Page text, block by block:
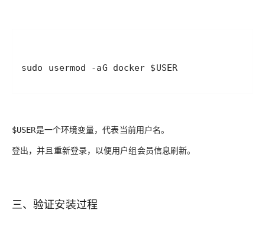
sudo usermod -aG docker $USER
$USER是一个环境变量，代表当前用户名。
登出，并且重新登录，以便用户组会员信息刷新。
三、验证安装过程